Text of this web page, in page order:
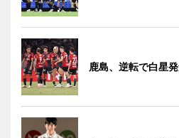
鹿島、逆転で白星